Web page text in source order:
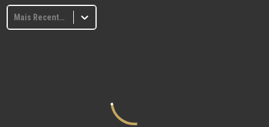
Mais Recentes